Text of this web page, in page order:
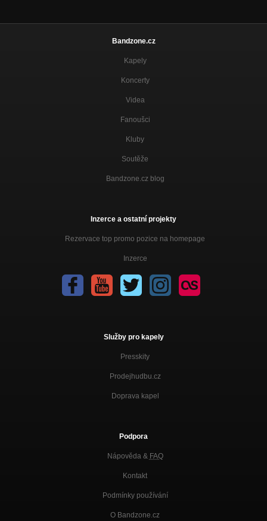
Bandzone.cz
Kapely
Koncerty
Videa
Fanoušci
Kluby
Soutěže
Bandzone.cz blog
Inzerce a ostatní projekty
Rezervace top promo pozice na homepage
Inzerce
Služby pro kapely
Presskity
Prodejhudbu.cz
Doprava kapel
Podpora
Nápověda & FAQ
Kontakt
Podmínky používání
O Bandzone.cz